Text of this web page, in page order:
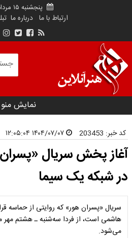
پنجشنبه ۱۵ مرداد ۱۴۰۵
ارتباط با ما درباره ما
نمایش منو
کد خبر: 203453
آغاز پخش سریال
در شبکه یک سیما
سریال «پسران هور» که روایتی از حماسه
هاشمی است، از فردا سه‌شنبه ـ هشتم مهر
می‌شود.